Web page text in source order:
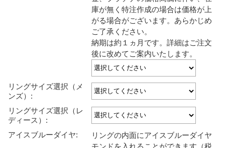
庫が無く特注作成の場合は価格が上
がる場合がございます。あらかじめ
ご了承ください。
納期は約１ヵ月です。詳細はご注文
後に改めてご案内いたします。
リングサイズ選択（メ
ンズ）:
リングサイズ選択（レ
ディース）:
アイスブルーダイヤ:
リングの内面にアイスブルーダイヤ